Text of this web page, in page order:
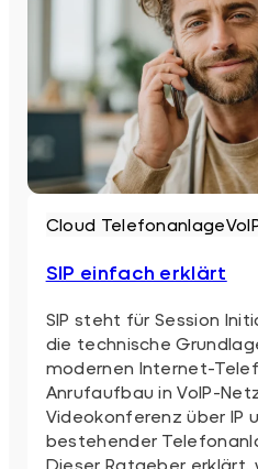
Cloud Telefonanlage
SIP einfach erklärt
SIP steht für Session
die technische
modernen Internet-
Anrufaufbau in VoIP-
Videokonferenz über IP
bestehender
Dieser Ratgeber erklärt,